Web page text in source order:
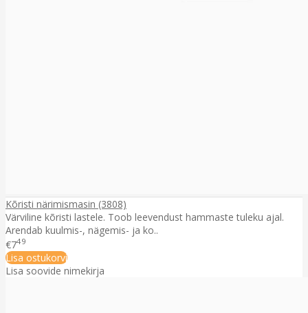
Kõristi närimismasin (3808)
Värviline kõristi lastele. Toob leevendust hammaste tuleku ajal.
Arendab kuulmis-, nägemis- ja ko..
€749
Lisa ostukorvi
Lisa soovide nimekirja